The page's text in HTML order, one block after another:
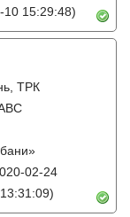
10 15:29:48)
ТРК
02-24